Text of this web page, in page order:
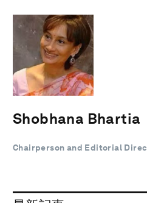
Shobhana Bhartia
Chairperson and Editorial